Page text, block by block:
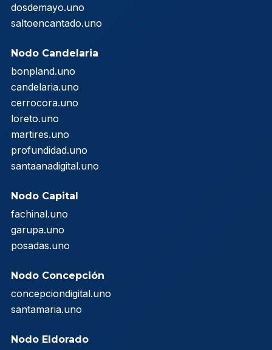
dosdemayo.uno
saltoencantado.uno
Nodo Candelaria
bonpland.uno
candelaria.uno
cerrocora.uno
loreto.uno
martires.uno
profundidad.uno
santaanadigital.uno
Nodo Capital
fachinal.uno
garupa.uno
posadas.uno
Nodo Concepción
concepciondigital.uno
santamaria.uno
Nodo Eldorado